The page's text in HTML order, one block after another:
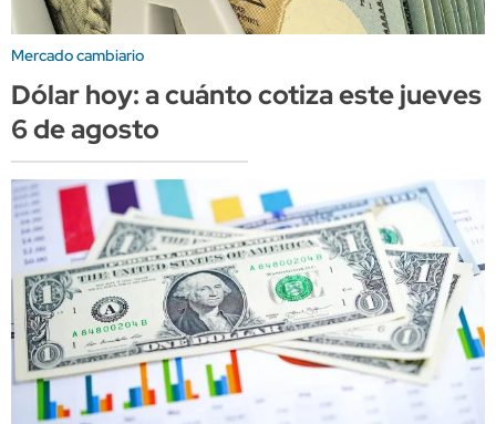
Mercado cambiario
Dólar hoy: a cuánto cotiza este jueves
6 de agosto